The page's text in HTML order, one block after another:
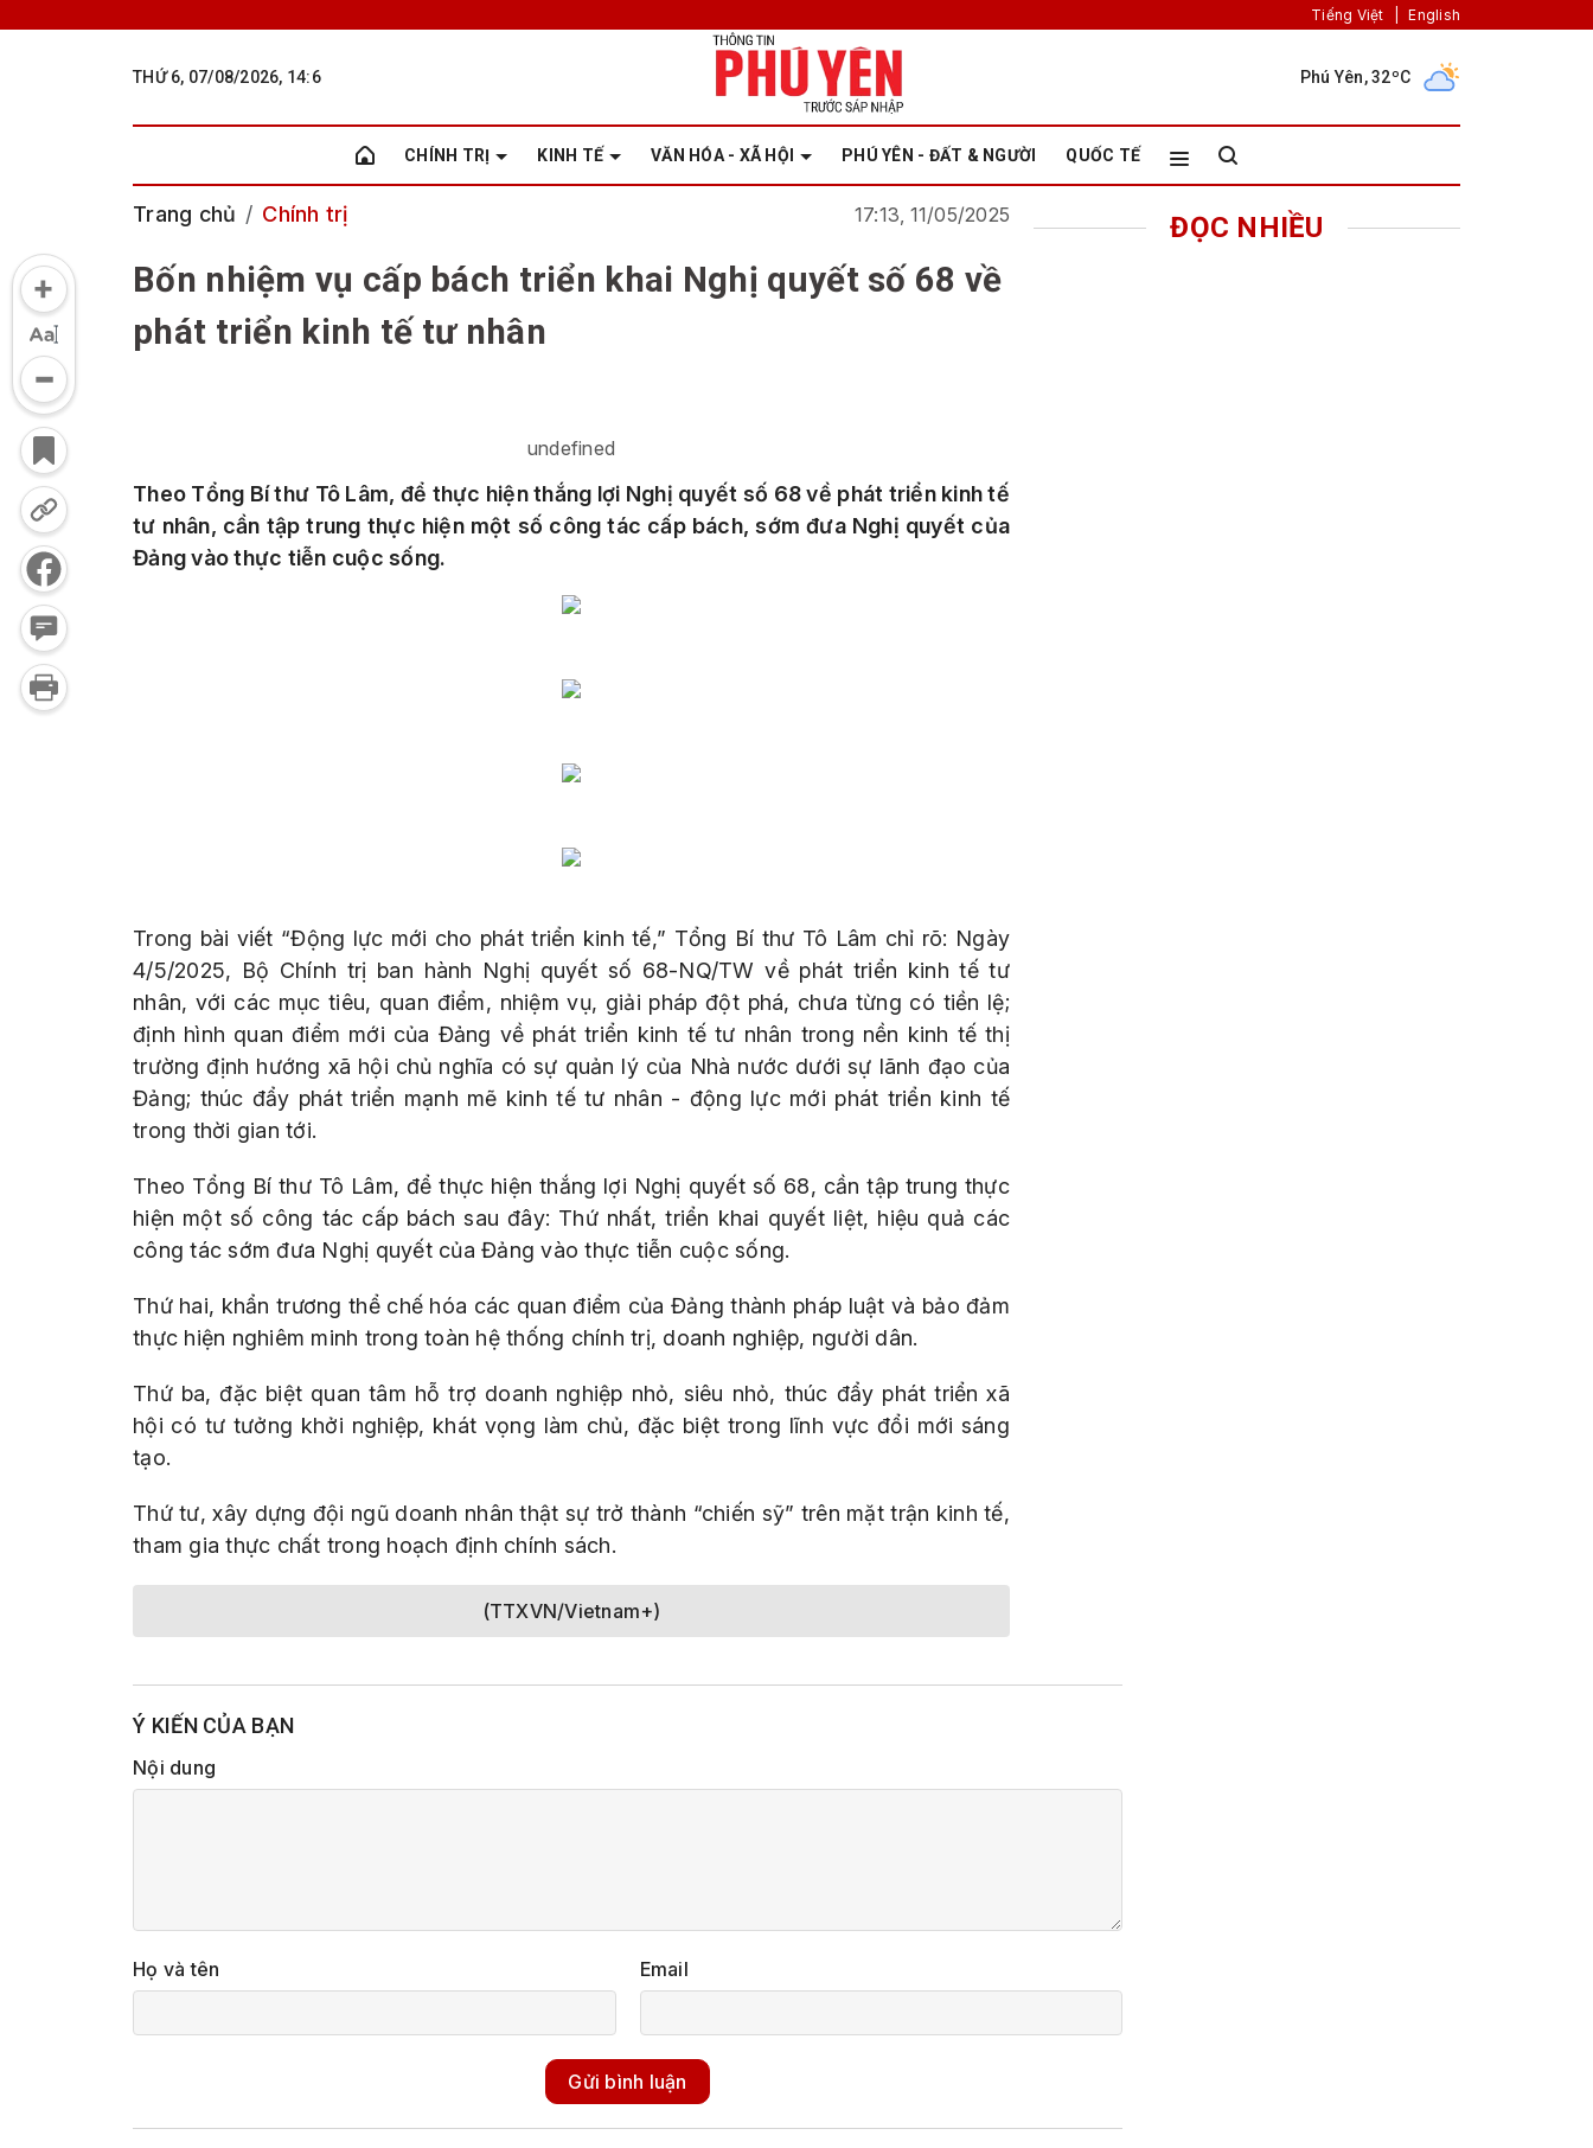
Tiếng Việt English
THỨ 6, 07/08/2026, 14:6 Phú Yên, 32ºC
CHÍNH TRỊ KINH TẾ VĂN HÓA - XÃ HỘI PHÚ YÊN - ĐẤT & NGƯỜI QUỐC TẾ
Trang chủ Chính trị 17:13, 11/05/2025
Bốn nhiệm vụ cấp bách triển khai Nghị quyết số 68 về
phát triển kinh tế tư nhân
undefined
Theo Tổng Bí thư Tô Lâm, để thực hiện thắng lợi Nghị quyết số 68 về phát triển kinh tế
tư nhân, cần tập trung thực hiện một số công tác cấp bách, sớm đưa Nghị quyết của
Đảng vào thực tiễn cuộc sống.
Trong bài viết “Động lực mới cho phát triển kinh tế,” Tổng Bí thư Tô Lâm chỉ rõ: Ngày
4/5/2025, Bộ Chính trị ban hành Nghị quyết số 68-NQ/TW về phát triển kinh tế tư
nhân, với các mục tiêu, quan điểm, nhiệm vụ, giải pháp đột phá, chưa từng có tiền lệ;
định hình quan điểm mới của Đảng về phát triển kinh tế tư nhân trong nền kinh tế thị
trường định hướng xã hội chủ nghĩa có sự quản lý của Nhà nước dưới sự lãnh đạo của
Đảng; thúc đẩy phát triển mạnh mẽ kinh tế tư nhân - động lực mới phát triển kinh tế
trong thời gian tới.
Theo Tổng Bí thư Tô Lâm, để thực hiện thắng lợi Nghị quyết số 68, cần tập trung thực
hiện một số công tác cấp bách sau đây: Thứ nhất, triển khai quyết liệt, hiệu quả các
công tác sớm đưa Nghị quyết của Đảng vào thực tiễn cuộc sống.
Thứ hai, khẩn trương thể chế hóa các quan điểm của Đảng thành pháp luật và bảo đảm
thực hiện nghiêm minh trong toàn hệ thống chính trị, doanh nghiệp, người dân.
Thứ ba, đặc biệt quan tâm hỗ trợ doanh nghiệp nhỏ, siêu nhỏ, thúc đẩy phát triển xã
hội có tư tưởng khởi nghiệp, khát vọng làm chủ, đặc biệt trong lĩnh vực đổi mới sáng
tạo.
Thứ tư, xây dựng đội ngũ doanh nhân thật sự trở thành “chiến sỹ” trên mặt trận kinh tế,
tham gia thực chất trong hoạch định chính sách.
(TTXVN/Vietnam+)
ĐỌC NHIỀU
Ý KIẾN CỦA BẠN
Nội dung
Họ và tên Email
Gửi bình luận